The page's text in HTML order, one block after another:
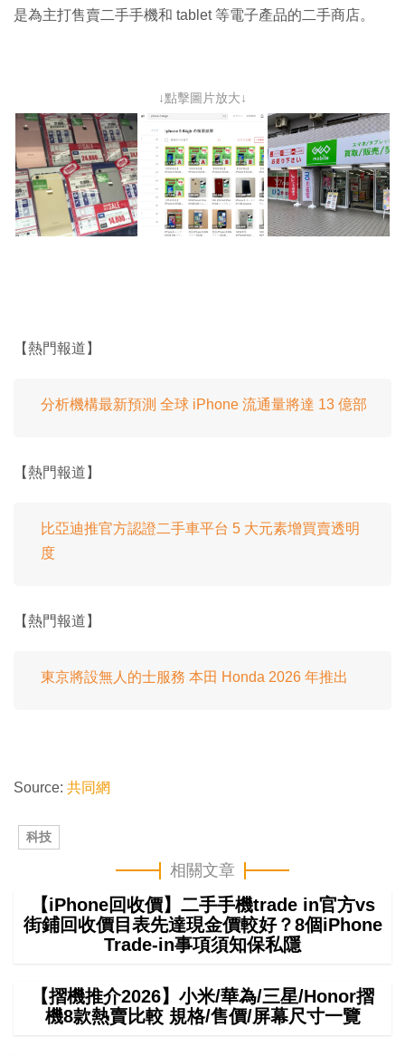
是為主打售賣二手手機和 tablet 等電子產品的二手商店。
↓點擊圖片放大↓
【熱門報道】
分析機構最新預測 全球 iPhone 流通量將達 13 億部
【熱門報道】
比亞迪推官方認證二手車平台 5 大元素增買賣透明
度
【熱門報道】
東京將設無人的士服務 本田 Honda 2026 年推出
Source: 共同網
科技
相關文章
【iPhone回收價】二手手機trade in官方vs
街鋪回收價目表先達現金價較好？8個iPhone
Trade-in事項須知保私隱
【摺機推介2026】小米/華為/三星/Honor摺
機8款熱賣比較 規格/售價/屏幕尺寸一覽